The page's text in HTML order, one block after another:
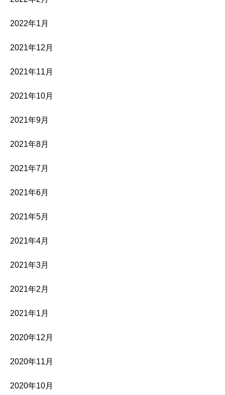
2022年1月
2021年12月
2021年11月
2021年10月
2021年9月
2021年8月
2021年7月
2021年6月
2021年5月
2021年4月
2021年3月
2021年2月
2021年1月
2020年12月
2020年11月
2020年10月